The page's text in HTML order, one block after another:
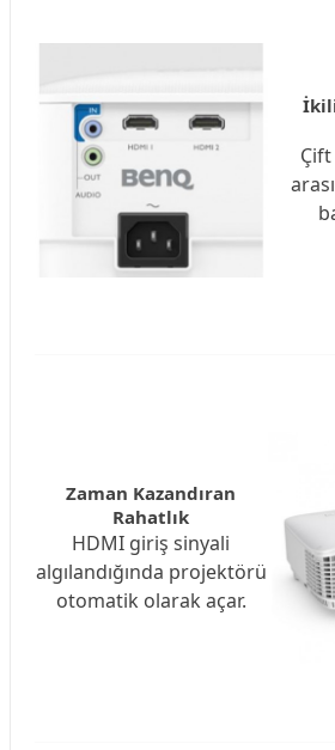
Zaman Kazandıran
Rahatlık
HDMI giriş sinyali
algılandığında projektörü
otomatik olarak açar.